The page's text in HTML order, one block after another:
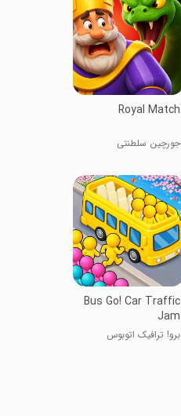
Royal Match
جورچین سلطنتی
Bus Go! Car Traffic
Jam
برو! ترافیک اتوبوس